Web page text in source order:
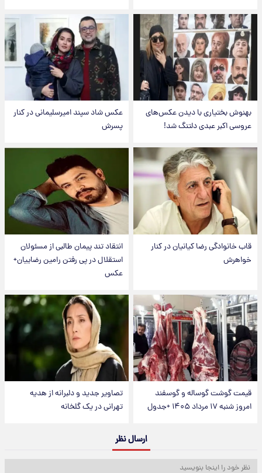
بهنوش بختیاری با دیدن عکس‌های
عروسی اکبر عبدی دلتنگ شد!
عکس شاد سپند امیرسلیمانی در کنار
پسرش
قاب خانوادگی رضا کیانیان در کنار
خواهرش
انتقاد تند پیمان طالبی از مسئولان
استقلال در پی رفتن رامین رضاییان+
عکس
قیمت گوشت گوساله و گوسفند
امروز شنبه ۱۷ مرداد ۱۴۰۵ +جدول
تصاویر جدید و دلبرانه از هدیه
تهرانی در یک گلخانه
ارسال نظر